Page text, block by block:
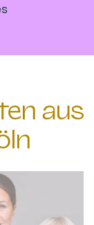
aus